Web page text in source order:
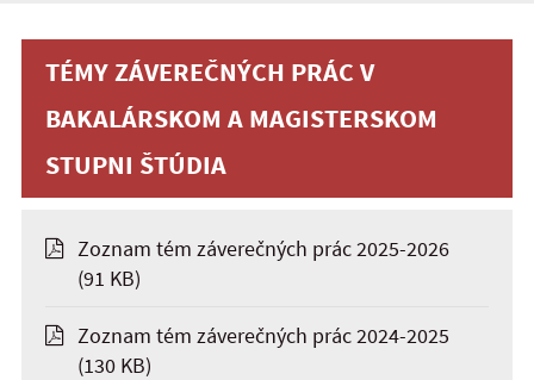
TÉMY ZÁVEREČNÝCH PRÁC V
BAKALÁRSKOM A MAGISTERSKOM
STUPNI ŠTÚDIA
Zoznam tém záverečných prác 2025-2026
(91 KB)
Zoznam tém záverečných prác 2024-2025
(130 KB)